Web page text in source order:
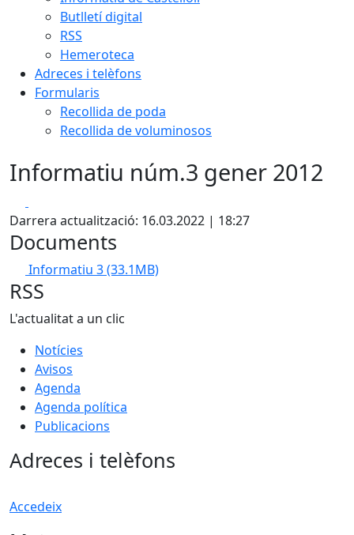
Butlletí digital
RSS
Hemeroteca
Adreces i telèfons
Formularis
Recollida de poda
Recollida de voluminosos
Informatiu núm.3 gener 2012
Darrera actualització: 16.03.2022 | 18:27
Documents
Informatiu 3(33.1MB)
RSS
L'actualitat a un clic
Notícies
Avisos
Agenda
Agenda política
Publicacions
Adreces i telèfons
Accedeix